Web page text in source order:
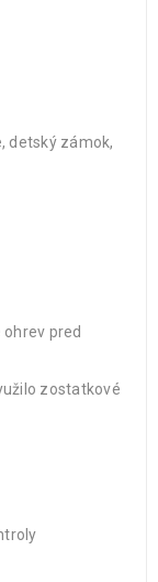
detský zámok,
ohrev pred
zostatkové